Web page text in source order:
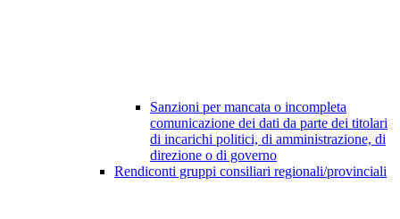
Sanzioni per mancata o incompleta
comunicazione dei dati da parte dei titolari
di incarichi politici, di amministrazione, di
direzione o di governo
Rendiconti gruppi consiliari regionali/provinciali